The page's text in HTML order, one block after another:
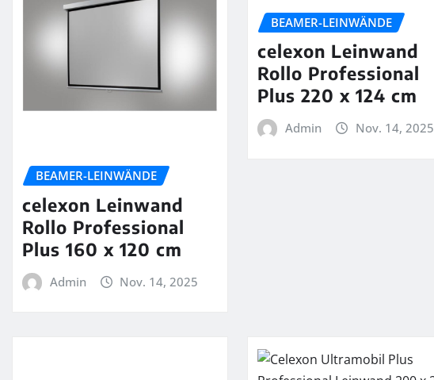
BEAMER-LEINWÄNDE
celexon Leinwand
Rollo Professional
Plus 160 x 120 cm
Admin Nov. 14, 2025
BEAMER-LEINWÄNDE
celexon Leinwand
Rollo Professional
Plus 220 x 124 cm
Admin Nov. 14, 2025